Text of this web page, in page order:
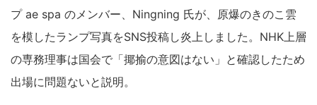
プ ae spa のメンバー、Ningning 氏が、原爆のきのこ雲
を模したランプ写真をSNS投稿し炎上しました。NHK上層
の専務理事は国会で「揶揄の意図はない」と確認したため
出場に問題ないと説明。